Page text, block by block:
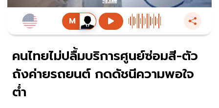
คนไทยไม่ปลื้มบริการศูนย์ซ่อมสี-ตัว
ถังค่ายรถยนต์ กดดัชนีความพอใจ
ต่ำ